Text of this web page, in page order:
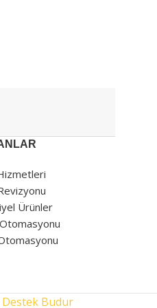
Ürünler
Destek Budur